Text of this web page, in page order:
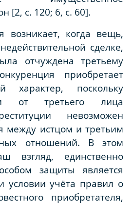
[2, с. 120; 6, с. 60].
возникает, когда вещь,
сделке,
отчуждена третьему
приобретает
характер, поскольку
от третьего лица
невозможен
между истцом и третьим
отношений. В этом
взгляд, единственно
защиты является
условии учёта правил о
приобретателя,